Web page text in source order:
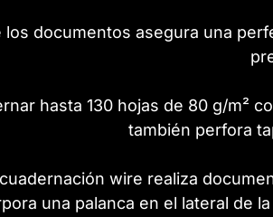
los documentos asegura una
hasta 130 hojas de 80 g/m²
también perfora
wire realiza
una palanca en el lateral de